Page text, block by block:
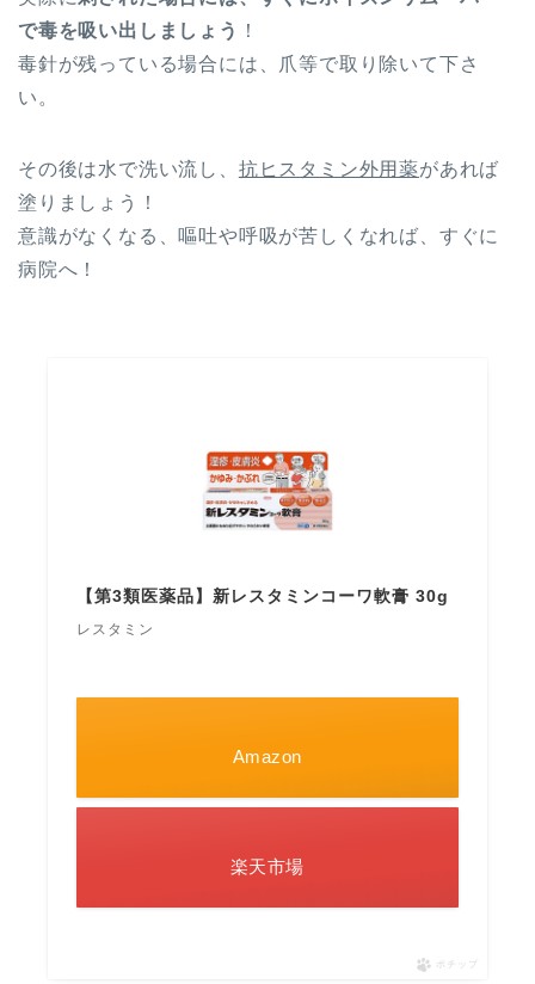
で毒を吸い出しましょう
！
毒針が残っている場合には、爪等で取り除いて下さ
い。
その後は水で洗い流し、 抗ヒスタミン外用薬があれば
塗りましょう！
意識がなくなる、嘔吐や呼吸が苦しくなれば、すぐに
病院へ！
【第3類医薬品】新レスタミンコーワ軟膏 30g
レスタミン
Amazon
楽天市場
ポチップ